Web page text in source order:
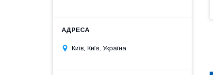
Київ, Київ, Україна